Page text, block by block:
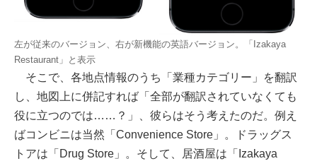
左が従来のバージョン、右が新機能の英語バージョン。「Izakaya
Restaurant」と表示
そこで、各地点情報のうち「業種カテゴリー」を翻訳
し、地図上に併記すれば「全部が翻訳されていなくても
役に立つのでは……？」、彼らはそう考えたのだ。例え
ばコンビニは当然「Convenience Store」。ドラッグス
トアは「Drug Store」。そして、居酒屋は「Izakaya